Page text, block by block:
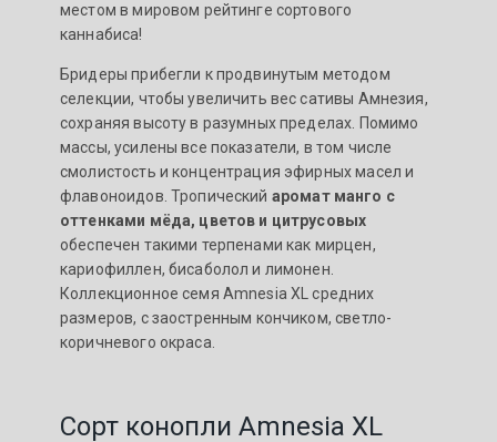
местом в мировом рейтинге сортового
каннабиса!
Бридеры прибегли к продвинутым методом
селекции, чтобы увеличить вес сативы Амнезия,
сохраняя высоту в разумных пределах. Помимо
массы, усилены все показатели, в том числе
смолистость и концентрация эфирных масел и
флавоноидов. Тропический аромат манго с
оттенками мёда, цветов и цитрусовых
обеспечен такими терпенами как мирцен,
кариофиллен, бисаболол и лимонен.
Коллекционное семя Amnesia XL средних
размеров, с заостренным кончиком, светло-
коричневого окраса.
Сорт конопли Amnesia XL